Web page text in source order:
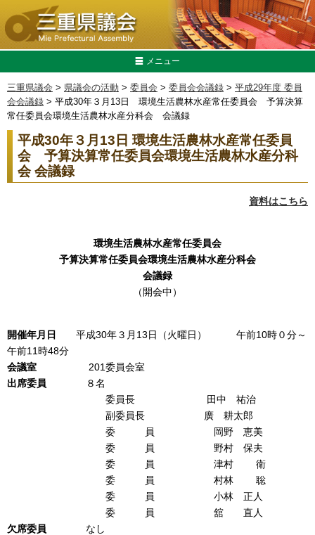
メニュー
三重県議会 > 県議会の活動 > 委員会 > 委員会会議録 > 平成29年度 委員
会会議録 > 平成30年３月13日 環境生活農林水産常任委員会 予算決算
常任委員会環境生活農林水産分科会 会議録
平成30年３月13日 環境生活農林水産常任委員
会 予算決算常任委員会環境生活農林水産分科
会 会議録
資料はこちら
環境生活農林水産常任委員会
予算決算常任委員会環境生活農林水産分科会
会議録
（開会中）
開催年月日 平成30年３月13日（火曜日） 午前10時０分～
午前11時48分
会議室 201委員会室
出席委員
８名
委員長 田中 祐治
副委員長 廣 耕太郎
委 員 岡野 恵美
委 員 野村 保夫
委 員 津村 衛
委 員 村林 聡
委 員 小林 正人
委 員 舘 直人
欠席委員 なし